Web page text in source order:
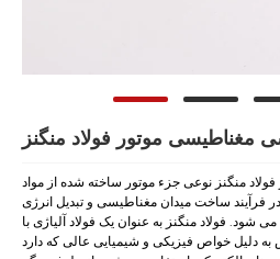
مغناطیسی موتور فولاد منگنز
منگنز نوعی جزء موتور ساخته شده از مواد
فرآیند ساخت میدان مغناطیسی و تبدیل انرژی
شود. فولاد منگنز به عنوان یک فولاد آلیاژی با
به دلیل خواص فیزیکی و شیمیایی عالی که دارد